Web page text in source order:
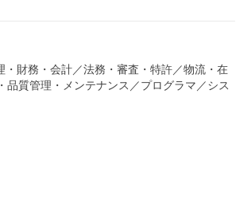
・財務・会計／法務・審査・特許／物流・在
品質管理・メンテナンス ／プログラマ ／シス